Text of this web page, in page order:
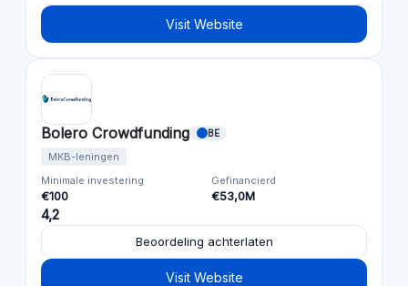
Visit Website
Bolero Crowdfunding BE
MKB-leningen
Minimale investering
€100
Gefinancierd
€53,0M
4,2
Beoordeling achterlaten
Visit Website